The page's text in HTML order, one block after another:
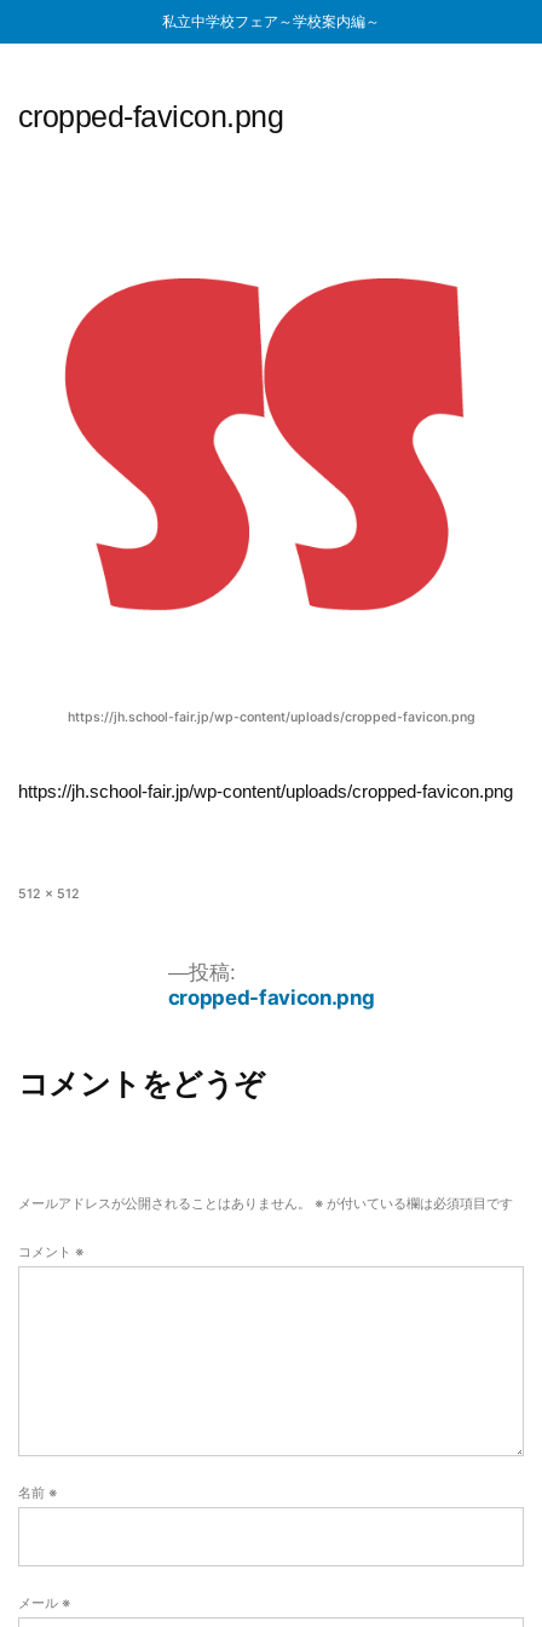
私立中学校フェア～学校案内編～
cropped-favicon.png
https://jh.school-fair.jp/wp-content/uploads/cropped-favicon.png
https://jh.school-fair.jp/wp-content/uploads/cropped-favicon.png
512 × 512
投稿:
cropped-favicon.png
コメントをどうぞ
メールアドレスが公開されることはありません。 ※ が付いている欄は必須項目です
コメント ※
名前 ※
メール ※